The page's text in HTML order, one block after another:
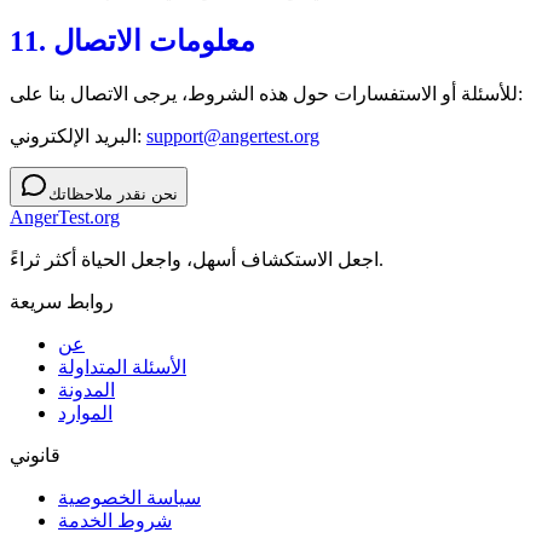
11. معلومات الاتصال
للأسئلة أو الاستفسارات حول هذه الشروط، يرجى الاتصال بنا على:
البريد الإلكتروني: support@angertest.org
نحن نقدر ملاحظاتك
AngerTest.org
اجعل الاستكشاف أسهل، واجعل الحياة أكثر ثراءً.
روابط سريعة
عن
الأسئلة المتداولة
المدونة
الموارد
قانوني
سياسة الخصوصية
شروط الخدمة